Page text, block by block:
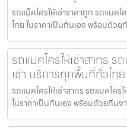
รถแม็คโครให้เช่าราคาถูก รถแมค
ไทย ในราคาเป็นกันเอง พร้อมด้ว
รถแมคโครให้เช่าสาทร ร
เช่า บริการทุกพื้นที่ทั่วไท
รถแมคโครให้เช่าสาทร รถแมคโคร
ในราคาเป็นกันเอง พร้อมด้วยทีม